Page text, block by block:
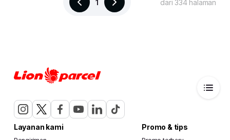
1 dari 334 halaman
Layanan kami Promo & tips